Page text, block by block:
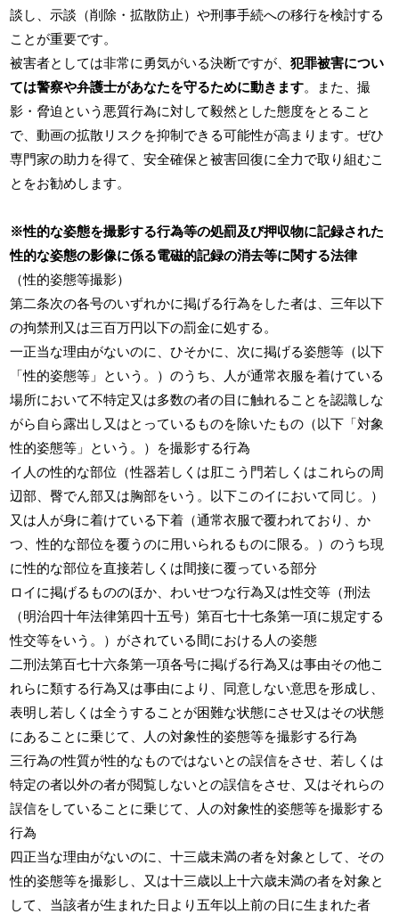
談し、示談（削除・拡散防止）や刑事手続への移行を検討する
ことが重要です。
被害者としては非常に勇気がいる決断ですが、犯罪被害につい
ては警察や弁護士があなたを守るために動きます。また、撮
影・脅迫という悪質行為に対して毅然とした態度をとること
で、動画の拡散リスクを抑制できる可能性が高まります。ぜひ
専門家の助力を得て、安全確保と被害回復に全力で取り組むこ
とをお勧めします。
※性的な姿態を撮影する行為等の処罰及び押収物に記録された
性的な姿態の影像に係る電磁的記録の消去等に関する法律
（性的姿態等撮影）
第二条次の各号のいずれかに掲げる行為をした者は、三年以下
の拘禁刑又は三百万円以下の罰金に処する。
一正当な理由がないのに、ひそかに、次に掲げる姿態等（以下
「性的姿態等」という。）のうち、人が通常衣服を着けている
場所において不特定又は多数の者の目に触れることを認識しな
がら自ら露出し又はとっているものを除いたもの（以下「対象
性的姿態等」という。）を撮影する行為
イ人の性的な部位（性器若しくは肛こう門若しくはこれらの周
辺部、臀でん部又は胸部をいう。以下このイにおいて同じ。）
又は人が身に着けている下着（通常衣服で覆われており、か
つ、性的な部位を覆うのに用いられるものに限る。）のうち現
に性的な部位を直接若しくは間接に覆っている部分
ロイに掲げるもののほか、わいせつな行為又は性交等（刑法
（明治四十年法律第四十五号）第百七十七条第一項に規定する
性交等をいう。）がされている間における人の姿態
二刑法第百七十六条第一項各号に掲げる行為又は事由その他こ
れらに類する行為又は事由により、同意しない意思を形成し、
表明し若しくは全うすることが困難な状態にさせ又はその状態
にあることに乗じて、人の対象性的姿態等を撮影する行為
三行為の性質が性的なものではないとの誤信をさせ、若しくは
特定の者以外の者が閲覧しないとの誤信をさせ、又はそれらの
誤信をしていることに乗じて、人の対象性的姿態等を撮影する
行為
四正当な理由がないのに、十三歳未満の者を対象として、その
性的姿態等を撮影し、又は十三歳以上十六歳未満の者を対象と
して、当該者が生まれた日より五年以上前の日に生まれた者